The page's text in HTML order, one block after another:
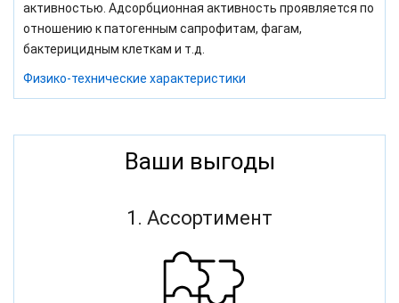
активностью. Адсорбционная активность проявляется по
отношению к патогенным сапрофитам, фагам,
бактерицидным клеткам и т.д.
Физико-технические характеристики
Ваши выгоды
1. Ассортимент